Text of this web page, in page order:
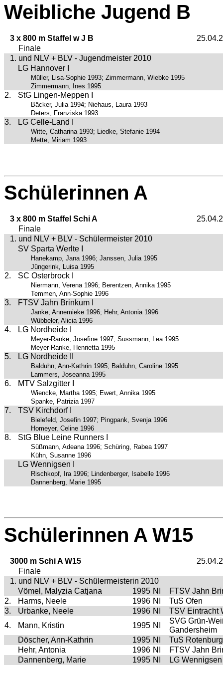
Weibliche Jugend B
3 x 800 m Staffel w J B
Finale
1. und NLV + BLV - Jugendmeister 2010
LG Hannover I
Müller, Lisa-Sophie 1993; Zimmermann, Wiebke 1995
Zimmermann, Ines 1995
2. StG Lingen-Meppen I
Bäcker, Julia 1994; Niehaus, Laura 1993
Deters, Franziska 1993
3. LG Celle-Land I
Witte, Catharina 1993; Liedke, Stefanie 1994
Mette, Miriam 1993
Schülerinnen A
3 x 800 m Staffel Schi A
Finale
1. und NLV + BLV - Schülermeister 2010
SV Sparta Werlte I
Hanekamp, Jana 1996; Janssen, Julia 1995
Jüngerink, Luisa 1995
2. SC Osterbrock I
Niermann, Verena 1996; Berentzen, Annika 1995
Temmen, Ann-Sophie 1996
3. FTSV Jahn Brinkum I
Janke, Annemieke 1996; Hehr, Antonia 1996
Wübbeler, Alicia 1996
4. LG Nordheide I
Meyer-Ranke, Josefine 1997; Sussmann, Lea 1995
Meyer-Ranke, Henrietta 1995
5. LG Nordheide II
Balduhn, Ann-Kathrin 1995; Balduhn, Caroline 1995
Lammers, Joseanna 1995
6. MTV Salzgitter I
Wiencke, Martha 1995; Ewert, Annika 1995
Spanke, Patrizia 1997
7. TSV Kirchdorf I
Bielefeld, Josefin 1997; Pingpank, Svenja 1996
Homeyer, Celine 1996
8. StG Blue Leine Runners I
Süßmann, Adeana 1996; Schüring, Rabea 1997
Kühn, Susanne 1996
LG Wennigsen I
Rischkopf, Ira 1996; Lindenberger, Isabelle 1996
Dannenberg, Marie 1995
Schülerinnen A W15
3000 m Schi A W15
Finale
1. und NLV + BLV - Schülermeisterin 2010
Vömel, Malyzia Catjana
1995 NI
FTSV Jahn
2.
Harms, Neele 1996 NI
TuS Ofen
3.
Urbanke, Neele 1996 NI
TSV Eintracht
4.
Mann, Kristin 1995 NI
SVG Grün-
Gandersheim
Döscher, Ann-Kathrin
1995 NI
TuS Rotenburg
Hehr, Antonia
1996 NI
FTSV Jahn
Dannenberg, Marie
1995 NI LG Wennigsen